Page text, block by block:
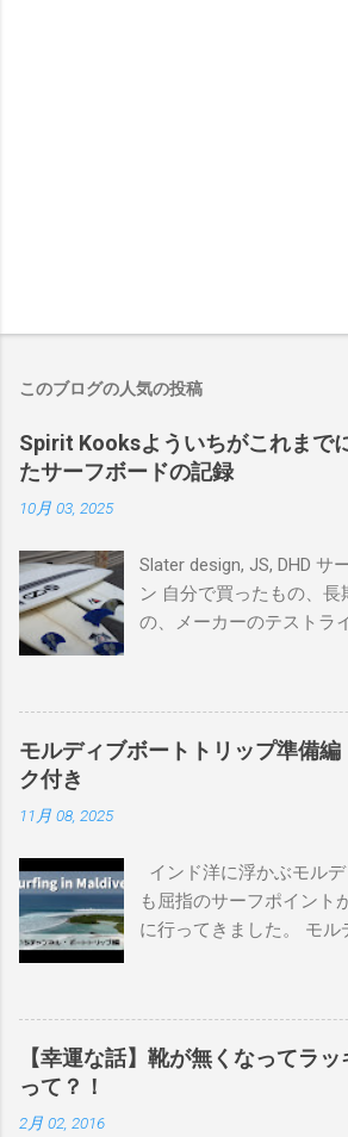
このブログの人気の投稿
Spirit Kooksよういちがこれまで
たサーフボードの記録
10月 03, 2025
Slater design, JS, DHD サ
ン 自分で買ったもの、長
の、メーカーのテストラ
を書き残しているペー
るので、過去のボードた
譲って、手元に無いのが
んなサーフボードに乗っ
ーメイドビーチ 最もロ
イント スナッパー、レ
ーンマウント、クーリー
狙っているポイント バ
ンボーベイ、クーリービ
ポイント ベルズビーチ
モルディブボートトリップ準備編
ク付き
11月 08, 2025
インド洋に浮かぶモル
も屈指のサーフポイント
に行ってきました。 モル
テルやリゾートに滞在
を独占するスタイル。も
ポイントを巡る「ボート
回はそのボートトリップ
【幸運な話】靴が無くなってラ
って？！
2月 02, 2016